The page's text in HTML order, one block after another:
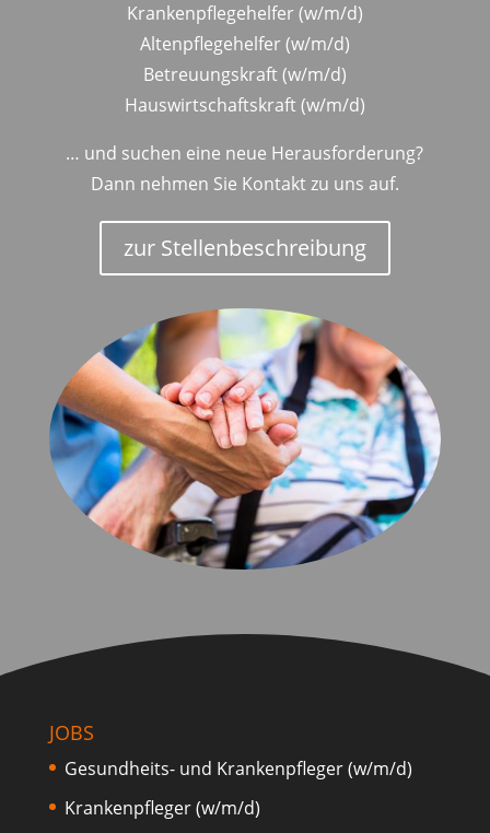
Krankenpflegehelfer (w/m/d)
Altenpflegehelfer (w/m/d)
Betreuungskraft (w/m/d)
Hauswirtschaftskraft (w/m/d)
… und suchen eine neue Herausforderung?
Dann nehmen Sie Kontakt zu uns auf.
zur Stellenbeschreibung
JOBS
Gesundheits- und Krankenpfleger (w/m/d)
Krankenpfleger (w/m/d)